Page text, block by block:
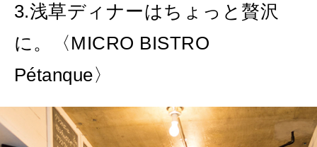
3.浅草ディナーはちょっと贅沢
に。〈MICRO BISTRO
Pétanque〉